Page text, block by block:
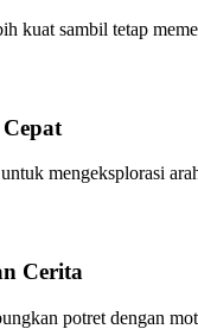
kuat sambil tetap
mengeksplorasi
Cerita
potret dengan